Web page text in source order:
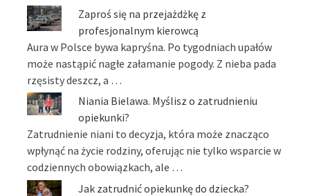
Zaproś się na przejażdżkę z
profesjonalnym kierowcą
Aura w Polsce bywa kapryśna. Po tygodniach upałów
może nastąpić nagłe załamanie pogody. Z nieba pada
rzęsisty deszcz, a …
Niania Bielawa. Myślisz o zatrudnieniu
opiekunki?
Zatrudnienie niani to decyzja, która może znacząco
wpłynąć na życie rodziny, oferując nie tylko wsparcie w
codziennych obowiązkach, ale …
Jak zatrudnić opiekunkę do dziecka?